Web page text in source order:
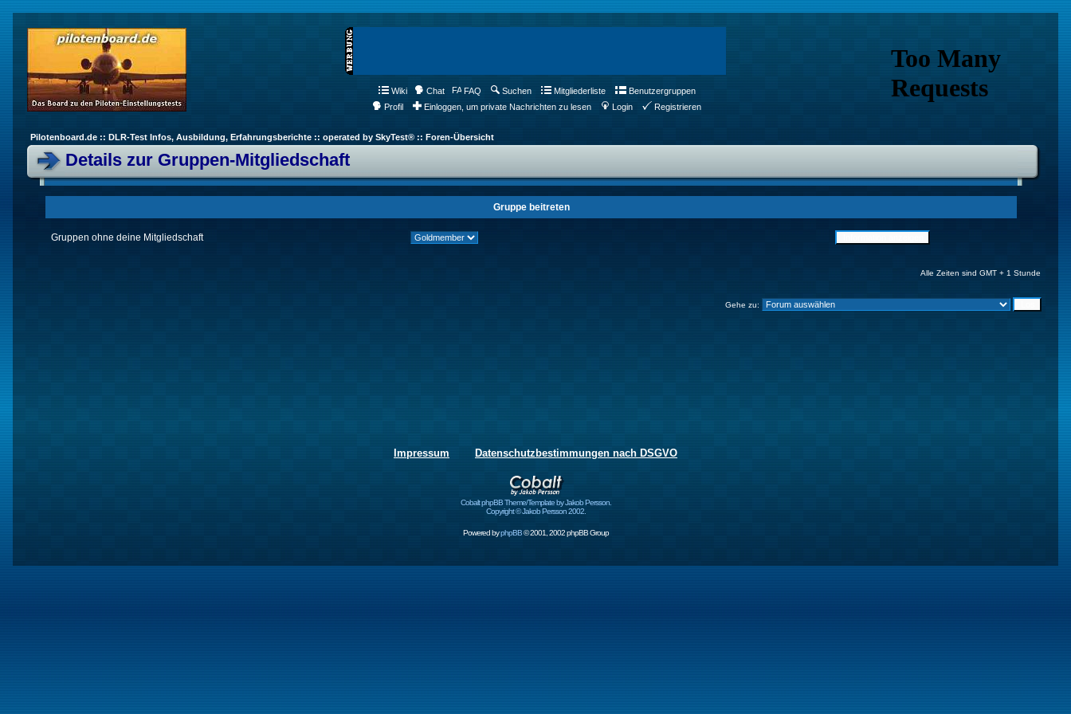
Wiki Chat FAQ Suchen Mitgliederliste
Benutzergruppen
Profil
Einloggen, um private Nachrichten zu lesen Login Registrieren
Pilotenboard.de :: DLR-Test Infos, Ausbildung, Erfahrungsberichte :: operated by SkyTest® :: Foren-Übersicht
Details zur Gruppen-Mitgliedschaft
Gruppe beitreten
Gruppen ohne deine Mitgliedschaft
Alle Zeiten sind GMT + 1 Stunde
Gehe zu:
Impressum Datenschutzbestimmungen nach DSGVO
Cobalt phpBB Theme/Template by Jakob Persson.
Copyright © Jakob Persson 2002.
Powered byphpBB© 2001, 2002 phpBB Group